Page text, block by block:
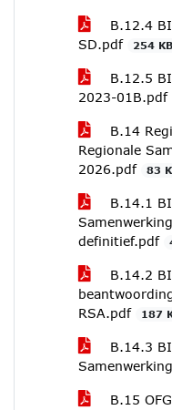
B.12.4
SD.pdf
254 KB
B.12.5
2023-01B.pdf
B.14
Regionale
2026.pdf
83
B.14.1
definitief.pdf
B.14.2
RSA.pdf
187
B.14.3
B.15